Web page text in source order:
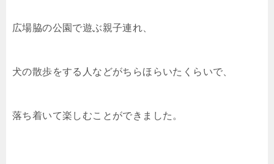
広場脇の公園で遊ぶ親子連れ、
犬の散歩をする人などがちらほらいたくらいで、
落ち着いて楽しむことができました。